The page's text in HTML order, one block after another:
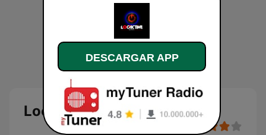
Locactiva Radio en directo
DESCARGAR APP